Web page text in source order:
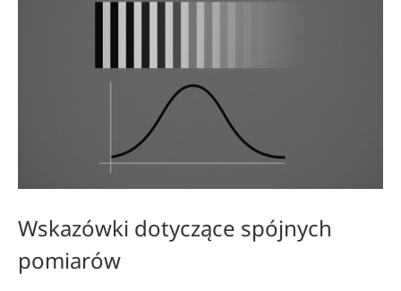
Wskazówki dotyczące spójnych
pomiarów